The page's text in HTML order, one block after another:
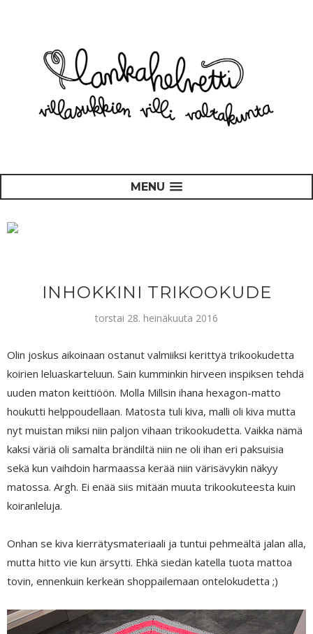
MENU
INHOKKINI TRIKOOKUDE
torstai 28. heinäkuuta 2016
Olin joskus aikoinaan ostanut valmiiksi kerittyä trikookudetta
koirien leluaskarteluun. Sain kumminkin hirveen inspiksen tehdä
uuden maton keittiöön. Molla Millsin ihana hexagon-matto
houkutti helppoudellaan. Matosta tuli kiva, malli oli kiva mutta
nyt muistan miksi niin paljon vihaan trikookudetta. Vaikka nämä
kaksi väriä oli samalta brändiltä niin ne oli ihan eri paksuisia
sekä kun vaihdoin harmaassa kerää niin värisävykin näkyy
matossa. Argh. Ei enää siis mitään muuta trikookuteesta kuin
koiranleluja.
Onhan se kiva kierrätysmateriaali ja tuntui pehmeältä jalan alla,
mutta hitto vie kun ärsytti. Ehkä siedän katella tuota mattoa
tovin, ennenkuin kerkeän shoppailemaan ontelokudetta ;)